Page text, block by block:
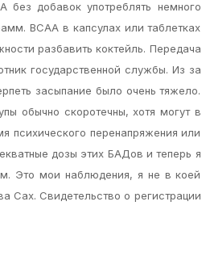
без добавок употреблять немного
BCAA в капсулах или таблетках
разбавить коктейль. Передача
государственной службы. Из за
засыпание было очень тяжело.
обычно скоротечны, хотя могут в
психического перенапряжения или
дозы этих БАДов и теперь я
Это мои наблюдения, я не в коей
Сах. Свидетельство о регистрации